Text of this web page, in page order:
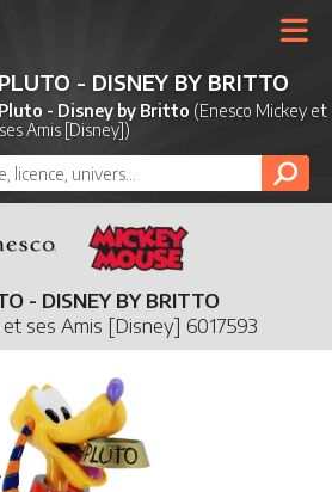
UNIVERS
LICENCES
MARQUES
NOUVEAUTÉS
AJOUTS
- DISNEY BY BRITTO
- Disney by Britto (Enesco Mickey et
ses Amis [Disney])
- DISNEY BY BRITTO
ses Amis [Disney] 6017593